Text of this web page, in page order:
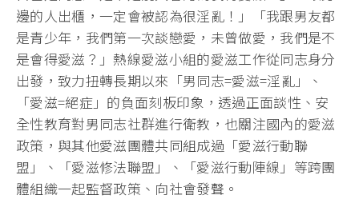
邊的人出櫃，一定會被認為很淫亂！」「我跟男友都
是青少年，我們第一次談戀愛，未曾做愛，我們是不
是會得愛滋？」熱線愛滋小組的愛滋工作從同志身分
出發，致力扭轉長期以來「男同志=愛滋=淫亂」、
「愛滋=絕症」的負面刻板印象，透過正面談性、安
全性教育對男同志社群進行衛教，也關注國內的愛滋
政策，與其他愛滋團體共同組成過「愛滋行動聯
盟」、「愛滋修法聯盟」、「愛滋行動陣線」等跨團
體組織一起監督政策、向社會發聲。